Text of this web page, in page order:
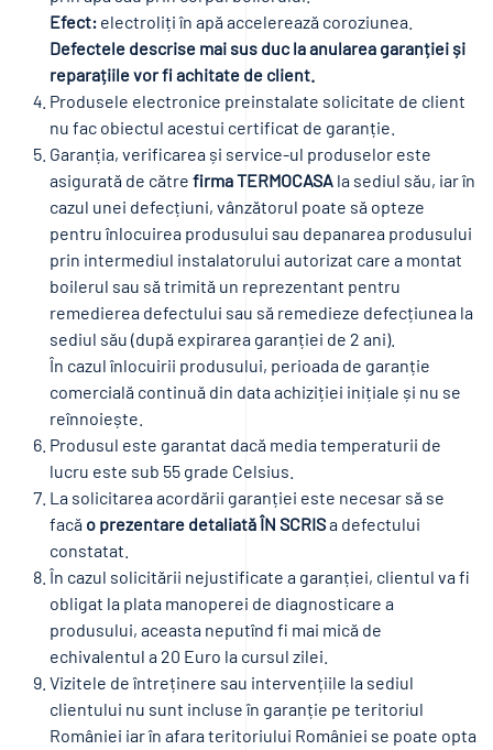
Efect: electroliți în apă accelerează coroziunea.
Defectele descrise mai sus duc la anularea garanției și
reparațiile vor fi achitate de client.
Produsele electronice preinstalate solicitate de client
nu fac obiectul acestui certificat de garanție.
Garanția, verificarea și service-ul produselor este
asigurată de către firma TERMOCASA la sediul său, iar în
cazul unei defecțiuni, vânzătorul poate să opteze
pentru înlocuirea produsului sau depanarea produsului
prin intermediul instalatorului autorizat care a montat
boilerul sau să trimită un reprezentant pentru
remedierea defectului sau să remedieze defecțiunea la
sediul său (după expirarea garanției de 2 ani).
În cazul înlocuirii produsului, perioada de garanție
comercială continuă din data achiziției inițiale și nu se
reînnoiește.
Produsul este garantat dacă media temperaturii de
lucru este sub 55 grade Celsius.
La solicitarea acordării garanției este necesar să se
facă o prezentare detaliată ÎN SCRISa defectului
constatat.
În cazul solicitării nejustificate a garanției, clientul va fi
obligat la plata manoperei de diagnosticare a
produsului, aceasta neputînd fi mai mică de
echivalentul a 20 Euro la cursul zilei.
Vizitele de întreținere sau intervențiile la sediul
clientului nu sunt incluse în garanție pe teritoriul
României iar în afara teritoriului României se poate opta